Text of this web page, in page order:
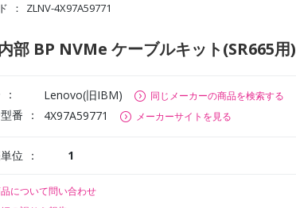
ZLNV-4X97A59771
部 BP NVMe ケーブルキット(SR665用)
Lenovo(旧IBM) 同じメーカーの商品を検索する
番 4X97A59771 メーカーサイトを見る
位 1
について問い合わせ